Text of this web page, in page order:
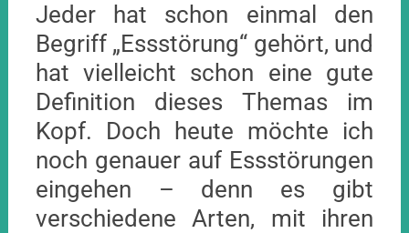
Jeder hat schon einmal den
Begriff „Essstörung“ gehört, und
hat vielleicht schon eine gute
Definition dieses Themas im
Kopf. Doch heute möchte ich
noch genauer auf Essstörungen
eingehen – denn es gibt
verschiedene Arten, mit ihren